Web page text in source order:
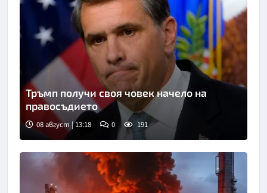
Снимка: Асошиейтед прес
Тръмп получи своя човек начело на
правосъдието
08 август | 13:18 0 191